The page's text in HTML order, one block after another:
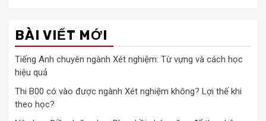
BÀI VIẾT MỚI
Tiếng Anh chuyên ngành Xét nghiệm: Từ vựng và cách học
hiệu quả
Thi B00 có vào được ngành Xét nghiệm không? Lợi thế khi
theo học?